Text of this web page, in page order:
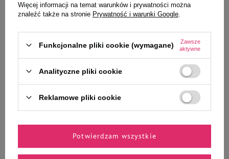
Wybrane specjalnie dla
Ciebie i Twojego czworonoga
łososia Dolina Noteci Premium
łososia Dolina Noteci Premium
Więcej informacji na temat warunków i prywatności można
znaleźć także na stronie Prywatność i warunki Google
Funkcjonalne pliki cookie (wymagane)
Zawsze
aktywne
Analityczne pliki cookie
Reklamowe pliki cookie
Potwierdzam wszystkie